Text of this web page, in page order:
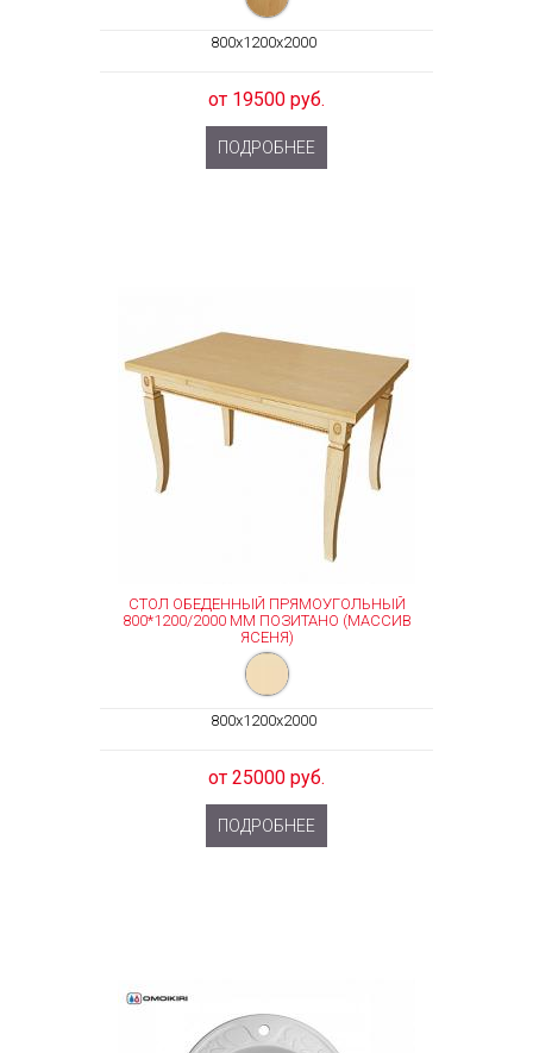
800x1200x2000
от 19500 руб.
ПОДРОБНЕЕ
СТОЛ ОБЕДЕННЫЙ ПРЯМОУГОЛЬНЫЙ
800*1200/2000 ММ ПОЗИТАНО (МАССИВ
ЯСЕНЯ)
800x1200x2000
от 25000 руб.
ПОДРОБНЕЕ